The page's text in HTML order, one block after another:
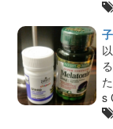
s